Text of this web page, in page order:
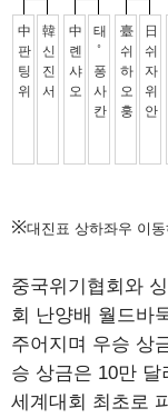
※대진표 상하좌우 이
중국위기협회와
회 난양배 월드바
주어지며 우승 상
승 상금은 10만
세계대회 최초로